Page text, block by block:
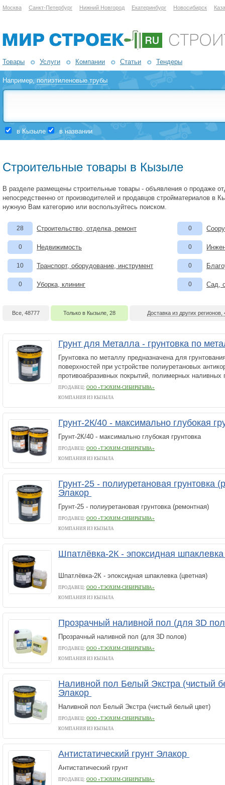
Москва Санкт-Петербург Нижний Новгород Екатеринбург Новосибирск
Товары Услуги Компании Статьи Тендеры
Например,полиэтиленовые трубы
в Кызыле в названии
Строительные товары в Кызыле
В разделе размещены строительные товары - объявления о продаже
непосредственно от производителей и продавцов стройматериалов в
нужную Вам категорию или воспользуйтесь поиском.
28 Строительство, отделка, ремонт
0 Недвижимость
10 Транспорт, оборудование, инструмент
0 Уборка, клининг
0
0
0
0 Сад,
Все, 48777 Только в Кызыле, 28 Доставка из других регионов,
Грунт для Металла - грунтовка по
Грунтовка по металлу предназначена для
поверхностей при устройстве полиуретановых
противоабразивных покрытий, полимерных наливных
ПРОДАВЕЦ: ООО «ТЭОХИМ-СИБИРЬТЫВА»
КОМПАНИЯ ИЗ КЫЗЫЛА
Грунт-2К/40 - максимально глубокая
Грунт-2К/40 - максимально глубокая грунтовка
ПРОДАВЕЦ: ООО «ТЭОХИМ-СИБИРЬТЫВА»
КОМПАНИЯ ИЗ КЫЗЫЛА
Грунт-25 - полиуретановая грунтовка
Элакор
Грунт-25 - полиуретановая грунтовка (ремонтная)
ПРОДАВЕЦ: ООО «ТЭОХИМ-СИБИРЬТЫВА»
КОМПАНИЯ ИЗ КЫЗЫЛА
Шпатлёвка-2К - эпоксидная
Шпатлёвка-2К - эпоксидная шпаклевка (цветная)
ПРОДАВЕЦ: ООО «ТЭОХИМ-СИБИРЬТЫВА»
КОМПАНИЯ ИЗ КЫЗЫЛА
Прозрачный наливной пол (для 3D
Прозрачный наливной пол (для 3D полов)
ПРОДАВЕЦ: ООО «ТЭОХИМ-СИБИРЬТЫВА»
КОМПАНИЯ ИЗ КЫЗЫЛА
Наливной пол Белый Экстра (чистый
Элакор
Наливной пол Белый Экстра (чистый белый цвет)
ПРОДАВЕЦ: ООО «ТЭОХИМ-СИБИРЬТЫВА»
КОМПАНИЯ ИЗ КЫЗЫЛА
Антистатический грунт Элакор
Антистатический грунт
ПРОДАВЕЦ: ООО «ТЭОХИМ-СИБИРЬТЫВА»